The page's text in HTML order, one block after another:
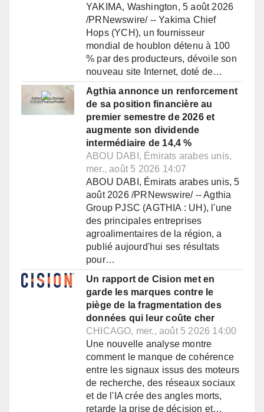
YAKIMA, Washington, 5 août 2026
/PRNewswire/ -- Yakima Chief
Hops (YCH), un fournisseur
mondial de houblon détenu à 100
% par des producteurs, dévoile son
nouveau site Internet, doté de…
Agthia annonce un renforcement
de sa position financière au
premier semestre de 2026 et
augmente son dividende
intermédiaire de 14,4 %
ABOU DABI, Émirats arabes unis,
mer., août 5 2026 14:07
ABOU DABI, Émirats arabes unis, 5
août 2026 /PRNewswire/ -- Agthia
Group PJSC (AGTHIA : UH), l'une
des principales entreprises
agroalimentaires de la région, a
publié aujourd'hui ses résultats
pour…
Un rapport de Cision met en
garde les marques contre le
piège de la fragmentation des
données qui leur coûte cher
CHICAGO, mer., août 5 2026 14:00
Une nouvelle analyse montre
comment le manque de cohérence
entre les signaux issus des moteurs
de recherche, des réseaux sociaux
et de l'IA crée des angles morts,
retarde la prise de décision et…